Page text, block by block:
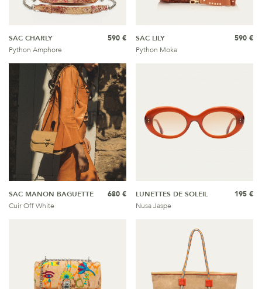
SAC CHARLY
Python Amphore
590 €
SAC LILY
Python Moka
590 €
SAC MANON BAGUETTE
Cuir Off White
680 €
LUNETTES DE SOLEIL
Nusa Jaspe
195 €